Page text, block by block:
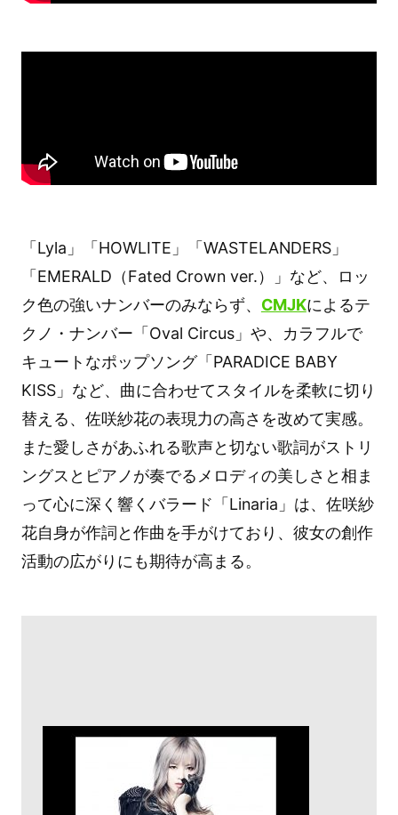
「Lyla」「HOWLITE」「WASTELANDERS」
「EMERALD（Fated Crown ver.）」など、ロッ
ク色の強いナンバーのみならず、 CMJKによるテ
クノ・ナンバー「Oval Circus」や、カラフルで
キュートなポップソング「PARADICE BABY
KISS」など、曲に合わせてスタイルを柔軟に切り
替える、佐咲紗花の表現力の高さを改めて実感。
また愛しさがあふれる歌声と切ない歌詞がストリ
ングスとピアノが奏でるメロディの美しさと相ま
って心に深く響くバラード「Linaria」は、佐咲紗
花自身が作詞と作曲を手がけており、彼女の創作
活動の広がりにも期待が高まる。